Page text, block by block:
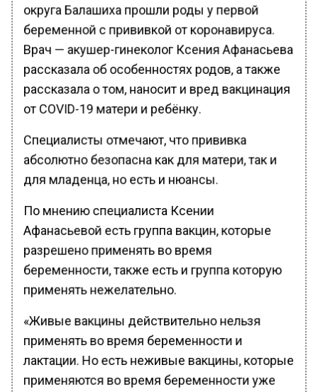
округа Балашиха прошли роды у первой
беременной с прививкой от коронавируса.
Врач — акушер-гинеколог Ксения Афанасьева
рассказала об особенностях родов, а также
рассказала о том, наносит и вред вакцинация
от COVID-19 матери и ребёнку.
Специалисты отмечают, что прививка
абсолютно безопасна как для матери, так и
для младенца, но есть и нюансы.
По мнению специалиста Ксении
Афанасьевой есть группа вакцин, которые
разрешено применять во время
беременности, также есть и группа которую
применять нежелательно.
«Живые вакцины действительно нельзя
применять во время беременности и
лактации. Но есть неживые вакцины, которые
применяются во время беременности уже